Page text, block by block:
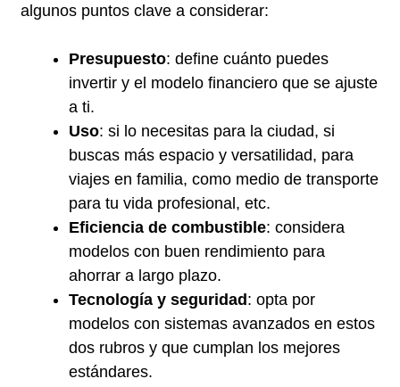
algunos puntos clave a considerar:
Presupuesto: define cuánto puedes
invertir y el modelo financiero que se ajuste
a ti.
Uso: si lo necesitas para la ciudad, si
buscas más espacio y versatilidad, para
viajes en familia, como medio de transporte
para tu vida profesional, etc.
Eficiencia de combustible: considera
modelos con buen rendimiento para
ahorrar a largo plazo.
Tecnología y seguridad: opta por
modelos con sistemas avanzados en estos
dos rubros y que cumplan los mejores
estándares.